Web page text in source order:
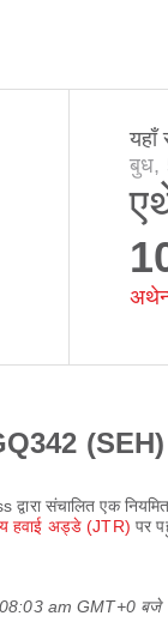
यहाँ
बुध,
(SEH)
द्वारा संचालित एक
हवाई अड्डे (JTR)पर
am GMT+0 बजे